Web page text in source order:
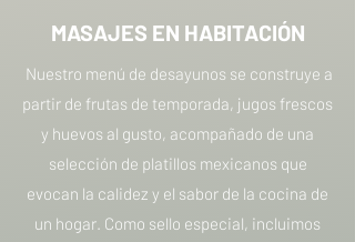
MASAJES EN HABITACIÓN
Nuestro menú de desayunos se construye a
partir de frutas de temporada, jugos frescos
y huevos al gusto, acompañado de una
selección de platillos mexicanos que
evocan la calidez y el sabor de la cocina de
un hogar. Como sello especial, incluimos